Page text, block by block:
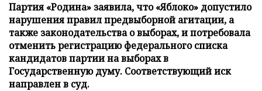
Партия «Родина» заявила, что «Яблоко» допустило
нарушения правил предвыборной агитации, а
также законодательства о выборах, и потребовала
отменить регистрацию федерального списка
кандидатов партии на выборах в
Государственную думу. Соответствующий иск
направлен в суд.